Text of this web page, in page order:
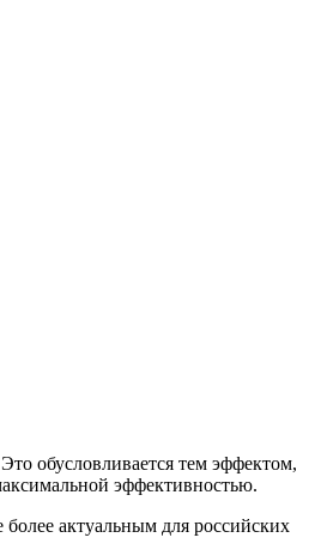
обусловливается тем эффектом,
эффективностью.
более актуальным для российских